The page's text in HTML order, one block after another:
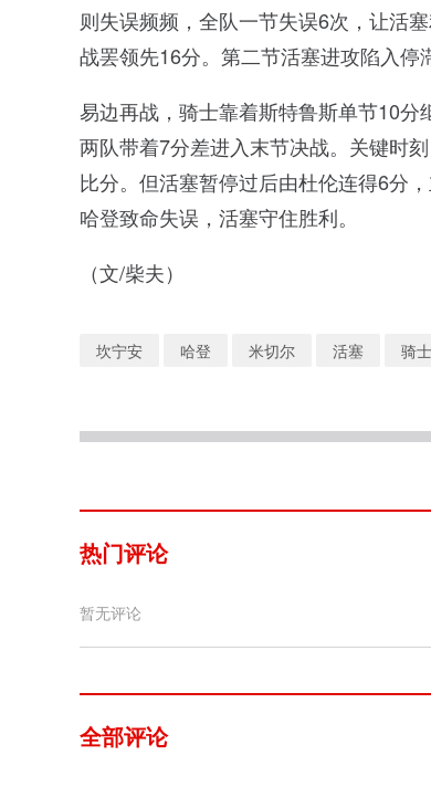
则失误频频，全队一节失误6次，让活
战罢领先16分。第二节活塞进攻陷入停
易边再战，骑士靠着斯特鲁斯单节10分
两队带着7分差进入末节决战。关键时
比分。但活塞暂停过后由杜伦连得6分
哈登致命失误，活塞守住胜利。
（文/柴夫）
坎宁安 哈登 米切尔 活塞 骑士
热门评论
暂无评论
全部评论